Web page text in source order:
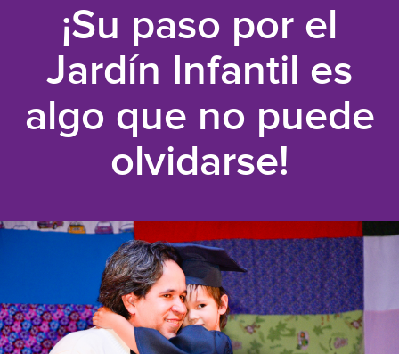
¡Su paso por el
Jardín Infantil es
algo que no puede
olvidarse!